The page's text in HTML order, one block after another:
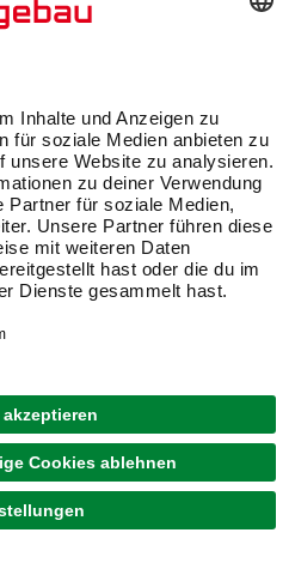
Du Deine Wohnräume zum
aufregenden
Kreativität freien Lauf bei der
BringeAbwechslung in Deine
das Wohnen zum
für Deine Wände kaufen
Wissenswerte zur Auswahl
der Wandgestaltung
Effekte bei der
erzielen. Hier findest Du